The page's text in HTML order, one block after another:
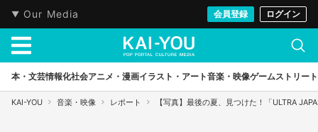
Our Media 会員登録 ログイン
本・文芸情報化社会アニメ・漫画イラスト・アート音楽・映像ゲームストリート
KAI-YOU 音楽・映像 レポート 【写真】最後の夏、見つけた！「ULTRA